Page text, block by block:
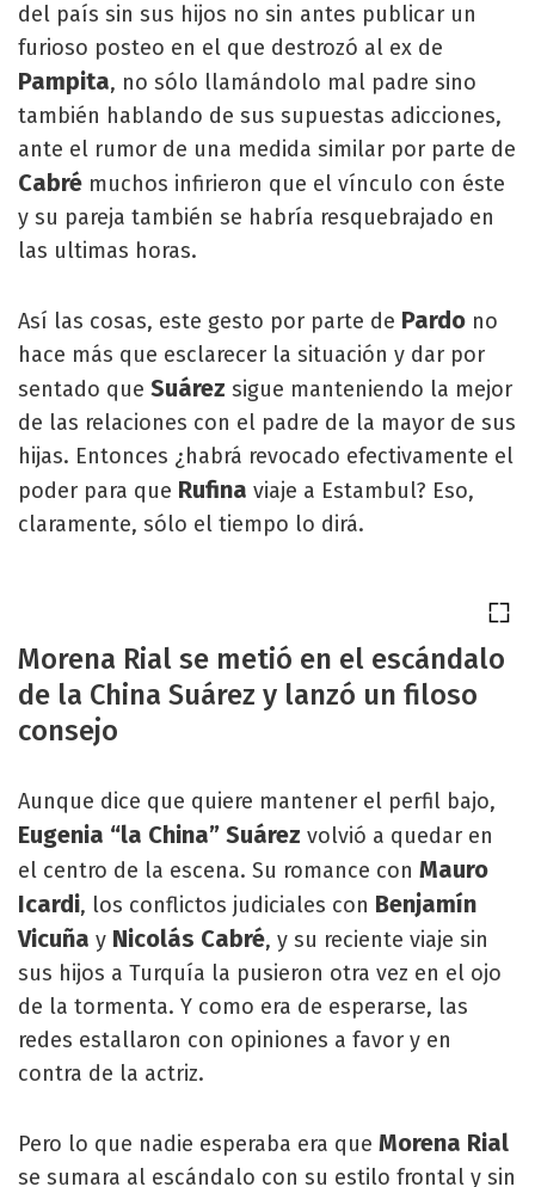
del país sin sus hijos no sin antes publicar un
furioso posteo en el que destrozó al ex de
Pampita, no sólo llamándolo mal padre sino
también hablando de sus supuestas adicciones,
ante el rumor de una medida similar por parte de
Cabré muchos infirieron que el vínculo con éste
y su pareja también se habría resquebrajado en
las ultimas horas.
Así las cosas, este gesto por parte de Pardo no
hace más que esclarecer la situación y dar por
sentado que Suárez sigue manteniendo la mejor
de las relaciones con el padre de la mayor de sus
hijas. Entonces ¿habrá revocado efectivamente el
poder para que Rufina viaje a Estambul? Eso,
claramente, sólo el tiempo lo dirá.
Morena Rial se metió en el escándalo
de la China Suárez y lanzó un filoso
consejo
Aunque dice que quiere mantener el perfil bajo,
Eugenia “la China” Suárez volvió a quedar en
el centro de la escena. Su romance con Mauro
Icardi, los conflictos judiciales con Benjamín
Vicuña y Nicolás Cabré, y su reciente viaje sin
sus hijos a Turquía la pusieron otra vez en el ojo
de la tormenta. Y como era de esperarse, las
redes estallaron con opiniones a favor y en
contra de la actriz.
Pero lo que nadie esperaba era que Morena Rial
se sumara al escándalo con su estilo frontal y sin